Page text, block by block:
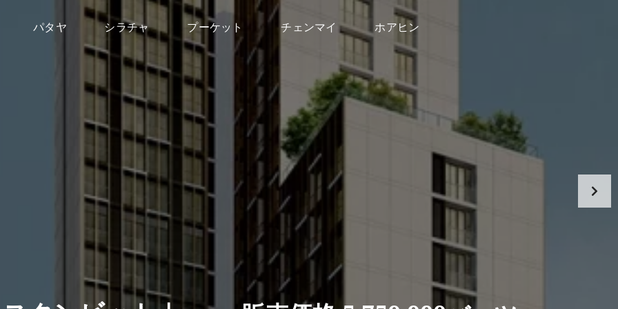
パタヤ シラチャ プーケット チェンマイ ホアヒン